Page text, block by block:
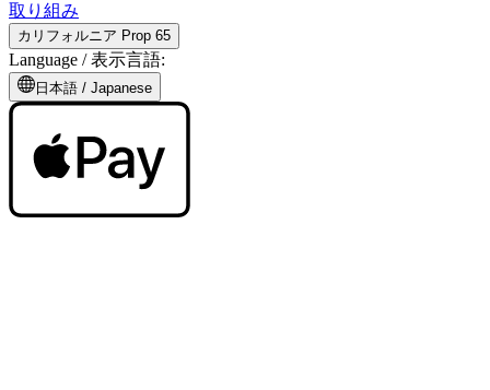
取り組み
カリフォルニア Prop 65
Language /表示言語:
日本語 / Japanese